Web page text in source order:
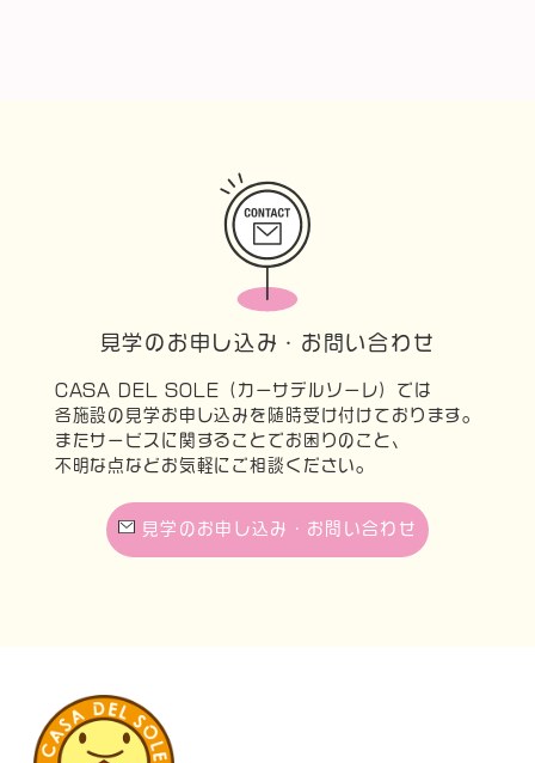
見学のお申し込み・お問い合わせ
CASA DEL SOLE（カーサデルソーレ）では
各施設の見学お申し込みを随時受け付けております。
またサービスに関することでお困りのこと、
不明な点などお気軽にご相談ください。
見学のお申し込み・お問い合わせ